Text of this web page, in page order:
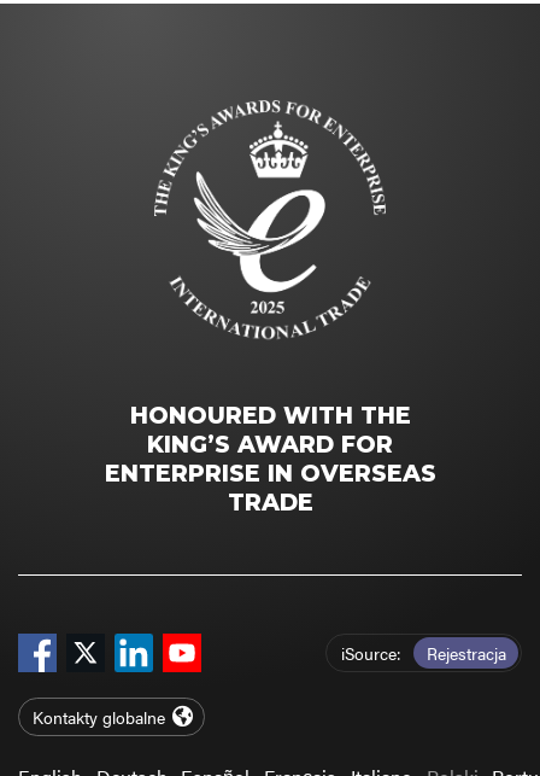
HONOURED WITH THE
KING’S AWARD FOR
ENTERPRISE IN OVERSEAS
TRADE
iSource Rejestracja
Kontakty globalne